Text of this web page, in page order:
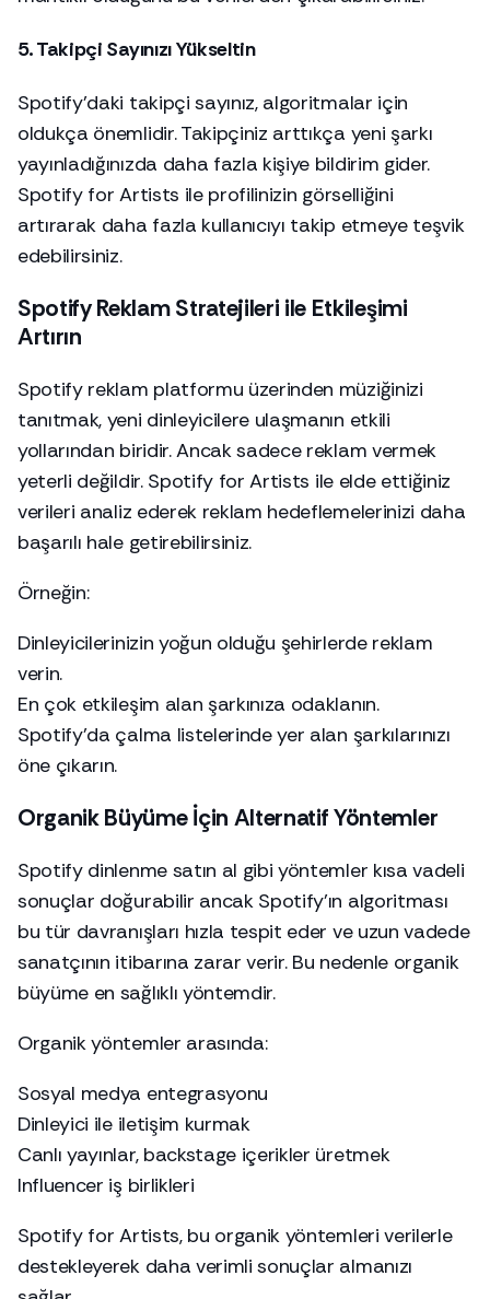
5. Takipçi Sayınızı Yükseltin
Spotify’daki takipçi sayınız, algoritmalar için
oldukça önemlidir. Takipçiniz arttıkça yeni şarkı
yayınladığınızda daha fazla kişiye bildirim gider.
Spotify for Artists ile profilinizin görselliğini
artırarak daha fazla kullanıcıyı takip etmeye teşvik
edebilirsiniz.
Spotify Reklam Stratejileri ile Etkileşimi
Artırın
Spotify reklam platformu üzerinden müziğinizi
tanıtmak, yeni dinleyicilere ulaşmanın etkili
yollarından biridir. Ancak sadece reklam vermek
yeterli değildir. Spotify for Artists ile elde ettiğiniz
verileri analiz ederek reklam hedeflemelerinizi daha
başarılı hale getirebilirsiniz.
Örneğin:
Dinleyicilerinizin yoğun olduğu şehirlerde reklam
verin.
En çok etkileşim alan şarkınıza odaklanın.
Spotify’da çalma listelerinde yer alan şarkılarınızı
öne çıkarın.
Organik Büyüme İçin Alternatif Yöntemler
Spotify dinlenme satın al gibi yöntemler kısa vadeli
sonuçlar doğurabilir ancak Spotify’ın algoritması
bu tür davranışları hızla tespit eder ve uzun vadede
sanatçının itibarına zarar verir. Bu nedenle organik
büyüme en sağlıklı yöntemdir.
Organik yöntemler arasında:
Sosyal medya entegrasyonu
Dinleyici ile iletişim kurmak
Canlı yayınlar, backstage içerikler üretmek
Influencer iş birlikleri
Spotify for Artists, bu organik yöntemleri verilerle
destekleyerek daha verimli sonuçlar almanızı